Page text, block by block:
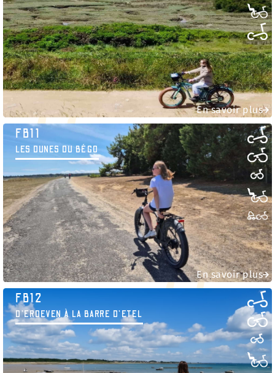
En savoir plus
FB11
LES DUNES DU BÉGO
En savoir plus
FB12
D'ERDEVEN À LA BARRE D’ETEL